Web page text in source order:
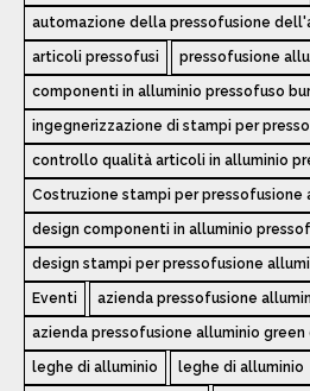
automazione della pressofusione
articoli pressofusi pressofusione
componenti in alluminio pressofuso
ingegnerizzazione di stampi per
controllo qualità articoli in alluminio
Costruzione stampi per pressofusione
design componenti in alluminio
design stampi per pressofusione
Eventi azienda pressofusione
azienda pressofusione alluminio
leghe di alluminio leghe di alluminio